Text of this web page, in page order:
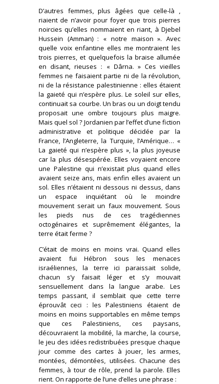
D’autres femmes, plus âgées que celle-là ,
riaient de n’avoir pour foyer que trois pierres
noircies qu’elles nommaient en riant, à Djebel
Hussein (Amman) : « notre maison ». Avec
quelle voix enfantine elles me montraient les
trois pierres, et quelquefois la braise allumée
en disant, rieuses : « Dârna. » Ces vieilles
femmes ne faisaient partie ni de la révolution,
ni de la résistance palestinienne : elles étaient
la gaieté qui n’espère plus. Le soleil sur elles,
continuait sa courbe. Un bras ou un doigt tendu
proposait une ombre toujours plus maigre.
Mais quel sol ? Jordanien par l’effet d’une fiction
administrative et politique décidée par la
France, l’Angleterre, la Turquie, l’Amérique… «
La gaieté qui n’espère plus », la plus joyeuse
car la plus désespérée. Elles voyaient encore
une Palestine qui n’existait plus quand elles
avaient seize ans, mais enfin elles avaient un
sol. Elles n’étaient ni dessous ni dessus, dans
un espace inquiétant où le moindre
mouvement serait un faux mouvement. Sous
les pieds nus de ces tragédiennes
octogénaires et suprêmement élégantes, la
terre était ferme ?
C’était de moins en moins vrai. Quand elles
avaient fui Hébron sous les menaces
israéliennes, la terre ici paraissait solide,
chacun s’y faisait léger et s’y mouvait
sensuellement dans la langue arabe. Les
temps passant, il semblait que cette terre
éprouvât ceci : les Palestiniens étaient de
moins en moins supportables en même temps
que ces Palestiniens, ces paysans,
découvraient la mobilité, la marche, la course,
le jeu des idées redistribuées presque chaque
jour comme des cartes à jouer, les armes,
montées, démontées, utilisées. Chacune des
femmes, à tour de rôle, prend la parole. Elles
rient. On rapporte de l’une d’elles une phrase :